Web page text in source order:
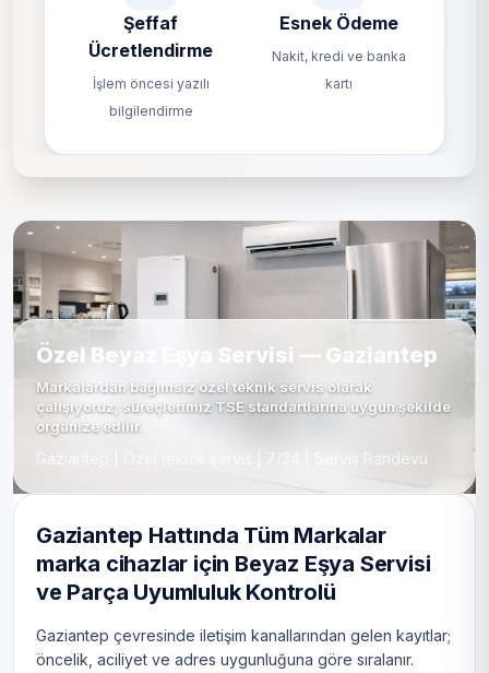
Şeffaf
Ücretlendirme
İşlem öncesi yazılı
bilgilendirme
Esnek Ödeme
Nakit, kredi ve banka
kartı
Özel Beyaz Eşya Servisi — Gaziantep
Markalardan bağımsız özel teknik servis olarak
çalışıyoruz; süreçlerimiz TSE standartlarına uygun şekilde
organize edilir.
Gaziantep | Özel teknik servis | 7/24 | Servis Randevu
Gaziantep Hattında Tüm Markalar
marka cihazlar için Beyaz Eşya Servisi
ve Parça Uyumluluk Kontrolü
Gaziantep çevresinde iletişim kanallarından gelen kayıtlar;
öncelik, aciliyet ve adres uygunluğuna göre sıralanır.